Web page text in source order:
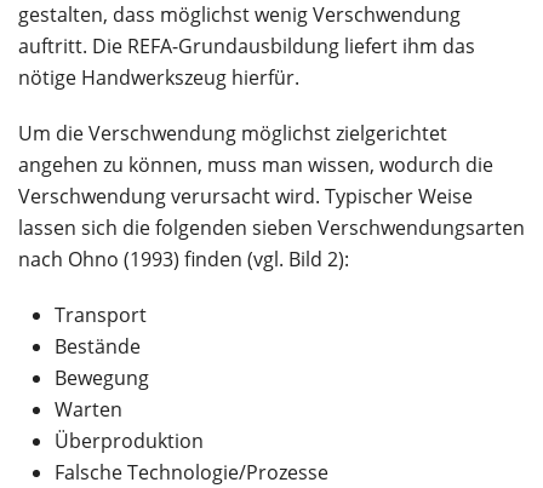
gestalten, dass möglichst wenig Verschwendung
auftritt. Die REFA-Grundausbildung liefert ihm das
nötige Handwerkszeug hierfür.
Um die Verschwendung möglichst zielgerichtet
angehen zu können, muss man wissen, wodurch die
Verschwendung verursacht wird. Typischer Weise
lassen sich die folgenden sieben Verschwendungsarten
nach Ohno (1993) finden (vgl. Bild 2):
Transport
Bestände
Bewegung
Warten
Überproduktion
Falsche Technologie/Prozesse